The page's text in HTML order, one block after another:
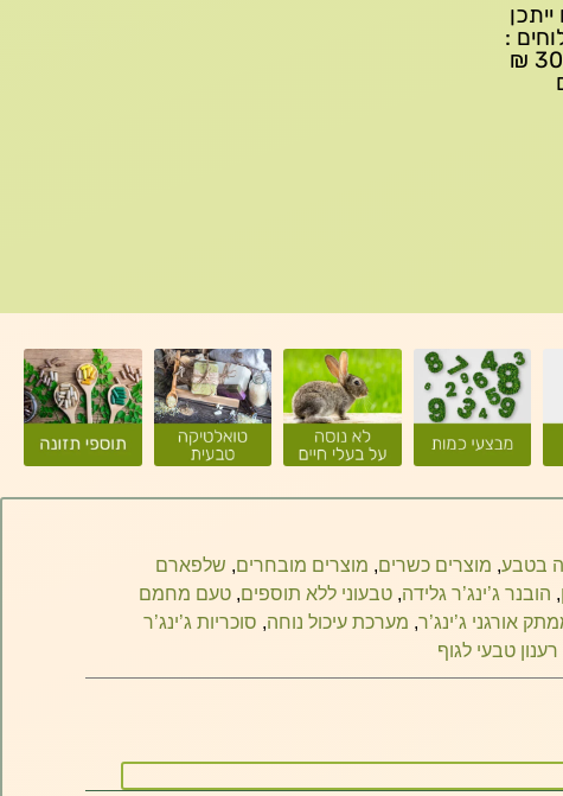
ייתכן
:
ברכישה עד 299₪ עלות משלוח 22₪, ברכישה של 300-599 ₪
בטבע, מוצרים כשרים, מוצרים מובחרים, שלפארם
, הובנר ג’ינג’ר גלידה, טבעוני ללא תוספים, טעם מחמם
אורגני ג’ינג’ר, מערכת עיכול נוחה, סוכריות ג’ינג’ר
רענון טבעי לגוף